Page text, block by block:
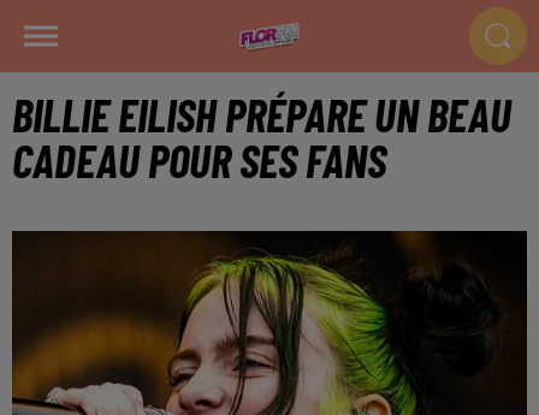
BILLIE EILISH PRÉPARE UN BEAU
CADEAU POUR SES FANS